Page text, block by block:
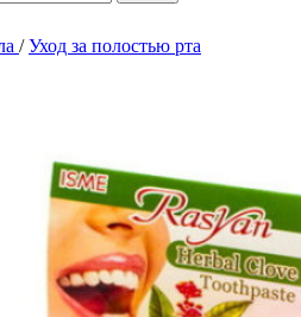
/ Уход за полостью рта